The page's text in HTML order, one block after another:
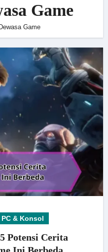
Game
Game
PC & Konsol
Potensi Cerita